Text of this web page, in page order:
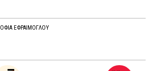
ΕΦΡΑΙΜΟΓΛΟΥ